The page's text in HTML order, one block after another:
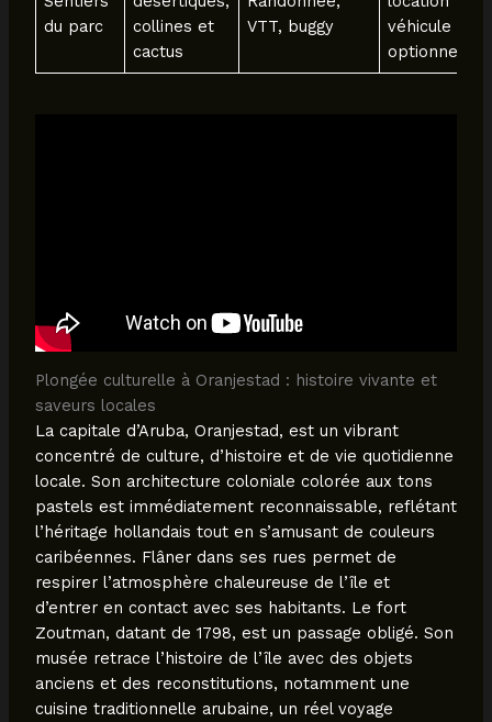
du parc
collines et
cactus
VTT, buggy
véhicule
optionnelle
Plongée culturelle à Oranjestad : histoire vivante et
saveurs locales
La capitale d’Aruba, Oranjestad, est un vibrant
concentré de culture, d’histoire et de vie quotidienne
locale. Son architecture coloniale colorée aux tons
pastels est immédiatement reconnaissable, reflétant
l’héritage hollandais tout en s’amusant de couleurs
caribéennes. Flâner dans ses rues permet de
respirer l’atmosphère chaleureuse de l’île et
d’entrer en contact avec ses habitants. Le fort
Zoutman, datant de 1798, est un passage obligé. Son
musée retrace l’histoire de l’île avec des objets
anciens et des reconstitutions, notamment une
cuisine traditionnelle arubaine, un réel voyage